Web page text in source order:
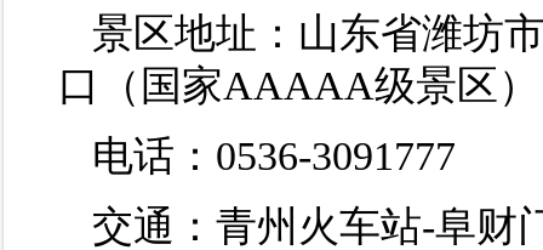
景区地址：山东省潍坊
口（国家AAAAA级景区）
电话： 0536-3091777
交通：青州火车站-阜财